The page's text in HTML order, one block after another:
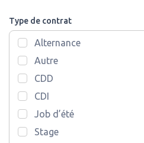
Type de contrat
Alternance
Autre
CDD
CDI
Job d’été
Stage